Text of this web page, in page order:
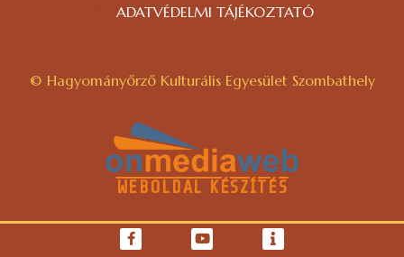
ADATVÉDELMI TÁJÉKOZTATÓ
© Hagyományőrző Kulturális Egyesület Szombathely
WEBOLDAL KÉSZÍTÉS